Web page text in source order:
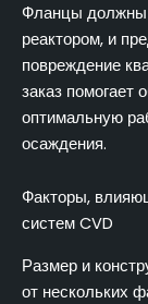
Фланцы должны
реактором, и
повреждение
заказ помогает
оптимальную
осаждения.
Факторы,
систем CVD
Размер и
от нескольких